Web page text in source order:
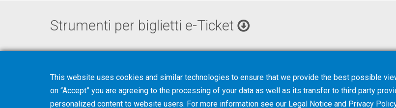
Strumenti per biglietti e-Ticket
Inviateci una email
This website uses cookies and similar technologies to ensure that we provide the best possible
on “Accept” you are agreeing to the processing of your data as well as its transfer to third party
personalized content to website users. For more information see our Legal Notice and Privacy